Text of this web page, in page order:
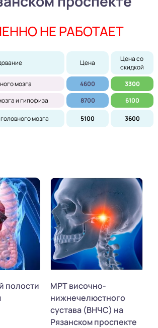
НЕ РАБОТАЕТ
Цена
Цена со
скидкой
мозга
4600
3300
и гипофиза
8700 6100
мозга 5100 3600
полости
МРТ височно-
нижнечелюстного
сустава (ВНЧС) на
Рязанском проспекте